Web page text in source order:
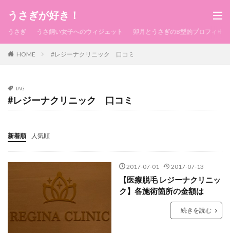
うさぎが好き！
うさぎ うさ飼い女子へのウィジェット 卯月とうさぎのB型的プロフィール
HOME #レジーナクリニック 口コミ
TAG
#レジーナクリニック 口コミ
新着順 人気順
2017-07-01 2017-07-13
【医療脱毛 レジーナクリニッ
ク】各施術箇所の金額は
続きを読む